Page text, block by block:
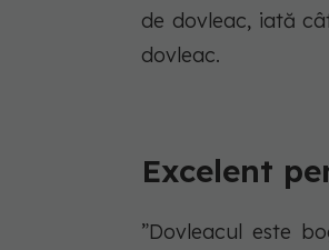
de dovleac, iată
dovleac.
Excelent
”Dovleacul este